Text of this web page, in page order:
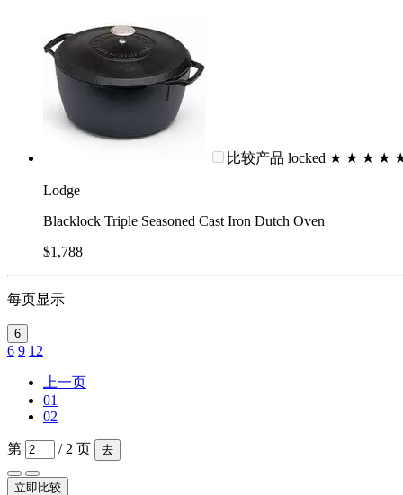
比较产品 locked ★ ★ ★ ★
Lodge
Blacklock Triple Seasoned Cast Iron Dutch Oven
$1,788
每页显示
6
6 9 12
上一页
01
02
第 / 2 页 去
立即比较